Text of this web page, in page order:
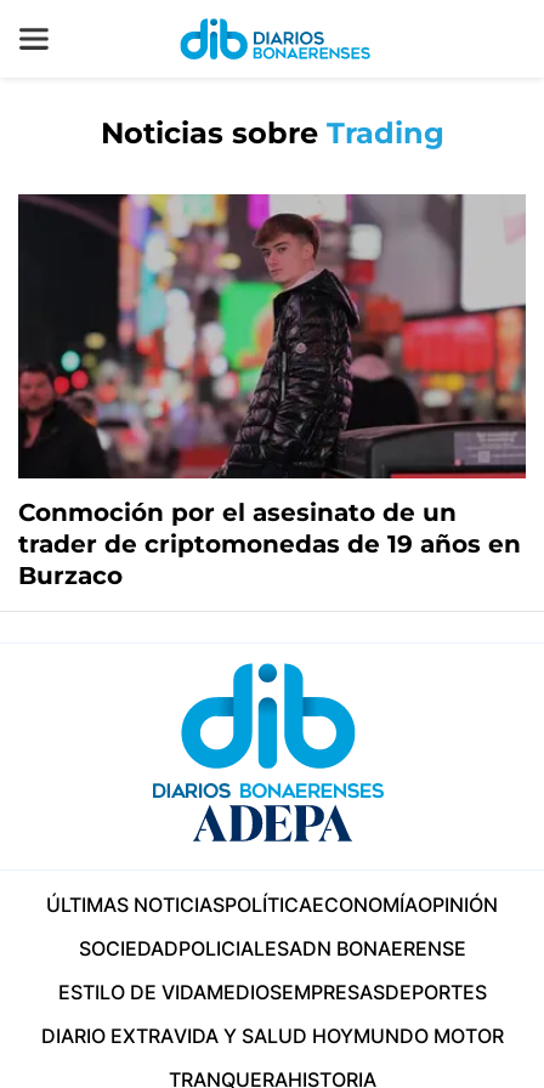
Noticias sobre Trading
Conmoción por el asesinato de un
trader de criptomonedas de 19 años en
Burzaco
ÚLTIMAS NOTICIASPOLÍTICAECONOMÍAOPINIÓN
SOCIEDADPOLICIALESADN BONAERENSE
ESTILO DE VIDAMEDIOSEMPRESASDEPORTES
DIARIO EXTRAVIDA Y SALUD HOYMUNDO MOTOR
TRANQUERAHISTORIA